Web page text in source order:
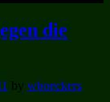
die
by wboeckers